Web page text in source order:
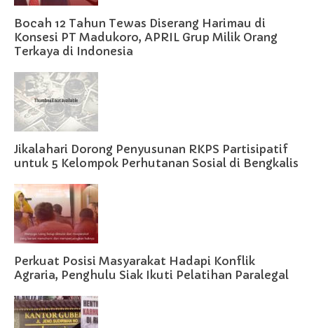
Bocah 12 Tahun Tewas Diserang Harimau di
Konsesi PT Madukoro, APRIL Grup Milik Orang
Terkaya di Indonesia
Jikalahari Dorong Penyusunan RKPS Partisipatif
untuk 5 Kelompok Perhutanan Sosial di Bengkalis
Perkuat Posisi Masyarakat Hadapi Konflik
Agraria, Penghulu Siak Ikuti Pelatihan Paralegal